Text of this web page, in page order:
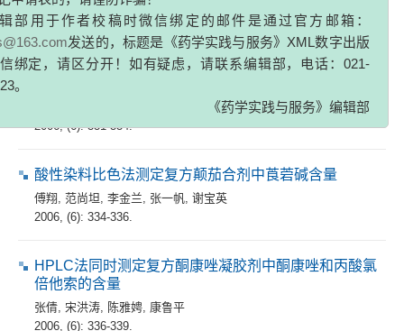
部用于作者校稿时微信绑定的邮件是通过官方邮箱：
发送的，标题是《药学实践与服务》XML数字出版
绑定，请区分开！如有疑虑，请联系编辑部，电话：021-
。
专家论坛
HPLC/DAD法同时测定小柴胡汤中黄芩苷和甘草酸的含
柴逸峰
2006, (6): 331-334.
酸性染料比色法测定复方颠茄合剂中莨菪碱含量
傅翔 范尚坦 李金兰 张一帆 谢宝英
2006, (6): 334-336.
HPLC法同时测定复方酮康唑凝胶剂中酮康唑和丙酸氯
倍他索的含量
张倩 宋洪涛 陈雅娉 康鲁平
2006, (6): 336-339.